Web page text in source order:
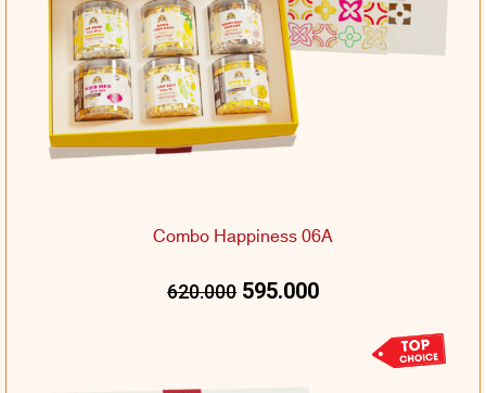
Combo Happiness 06A
620.000 595.000